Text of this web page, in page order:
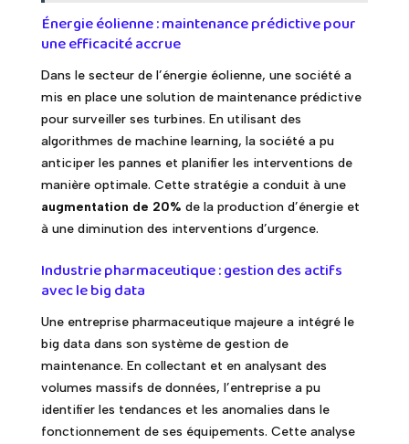
Énergie éolienne : maintenance prédictive pour
une efficacité accrue
Dans le secteur de l’énergie éolienne, une société a
mis en place une solution de maintenance prédictive
pour surveiller ses turbines. En utilisant des
algorithmes de machine learning, la société a pu
anticiper les pannes et planifier les interventions de
manière optimale. Cette stratégie a conduit à une
augmentation de 20% de la production d’énergie et
à une diminution des interventions d’urgence.
Industrie pharmaceutique : gestion des actifs
avec le big data
Une entreprise pharmaceutique majeure a intégré le
big data dans son système de gestion de
maintenance. En collectant et en analysant des
volumes massifs de données, l’entreprise a pu
identifier les tendances et les anomalies dans le
fonctionnement de ses équipements. Cette analyse